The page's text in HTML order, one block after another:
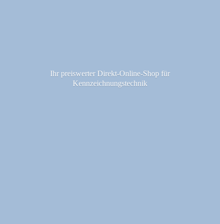
Ihr preiswerter Direkt-Online-Shop für
Kennzeichnungstechnik